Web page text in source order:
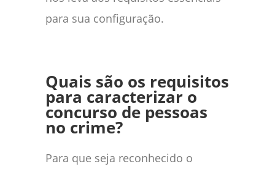
para sua configuração.
Quais são os requisitos
para caracterizar o
concurso de pessoas
no crime?
Para que seja reconhecido o